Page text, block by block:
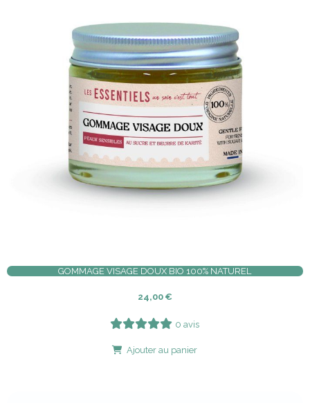
GOMMAGE VISAGE DOUX BIO 100% NATUREL
24,00€
0 avis
Ajouter au panier